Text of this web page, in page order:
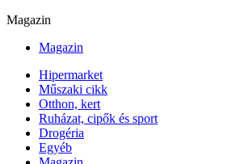
Magazin
Magazin
Hipermarket
Műszaki cikk
Otthon, kert
Ruházat, cipők és sport
Drogéria
Egyéb